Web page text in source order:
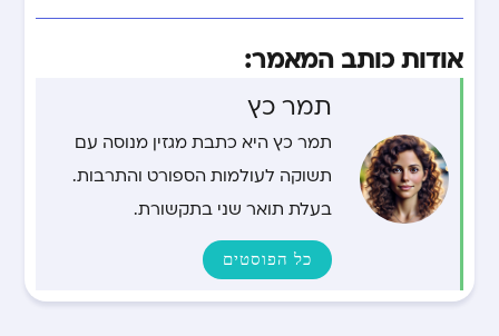
אודות כותב המאמר:
תמר כץ
תמר כץ היא כתבת מגזין מנוסה עם
תשוקה לעולמות הספורט והתרבות.
בעלת תואר שני בתקשורת.
כל הפוסטים